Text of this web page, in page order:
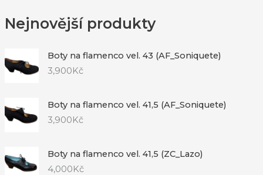
Nejnovější produkty
Boty na flamenco vel. 43 (AF_Soniquete)
3,900Kč
Boty na flamenco vel. 41,5 (AF_Soniquete)
3,900Kč
Boty na flamenco vel. 41,5 (ZC_Lazo)
4,000Kč